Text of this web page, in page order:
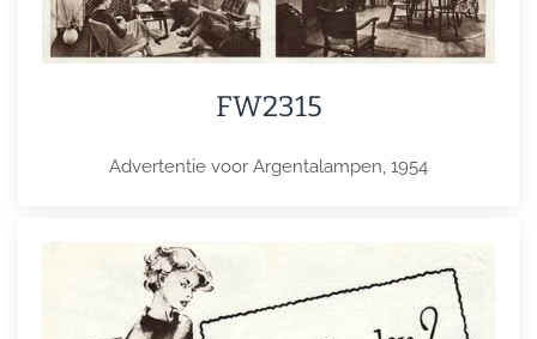
FW2315
Advertentie voor Argentalampen, 1954